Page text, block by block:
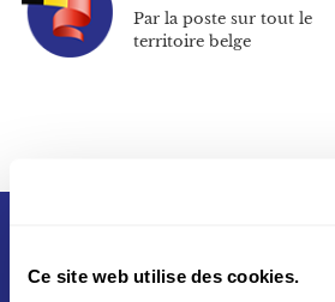
Ce site web utilise des cookies.
Par la poste sur tout le
territoire belge